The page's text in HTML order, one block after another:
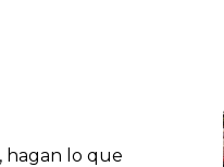
hagan lo que